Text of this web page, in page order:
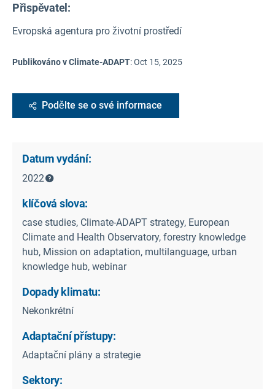
Přispěvatel:
Evropská agentura pro životní prostředí
Publikováno v Climate-ADAPT:Oct 15, 2025
Podělte se o své informace
Datum vydání:
2022
klíčová slova:
case studies, Climate-ADAPT strategy, European
Climate and Health Observatory, forestry knowledge
hub, Mission on adaptation, multilanguage, urban
knowledge hub, webinar
Dopady klimatu:
Nekonkrétní
Adaptační přístupy:
Adaptační plány a strategie
Sektory: